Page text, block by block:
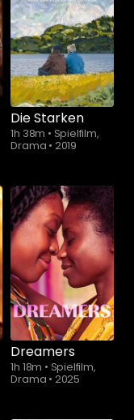
Die Starken
1h 38m • Spielfilm,
Drama • 2019
Schauen Sie
ab
$5.90
Dreamers
1h 18m • Spielfilm,
Drama • 2025